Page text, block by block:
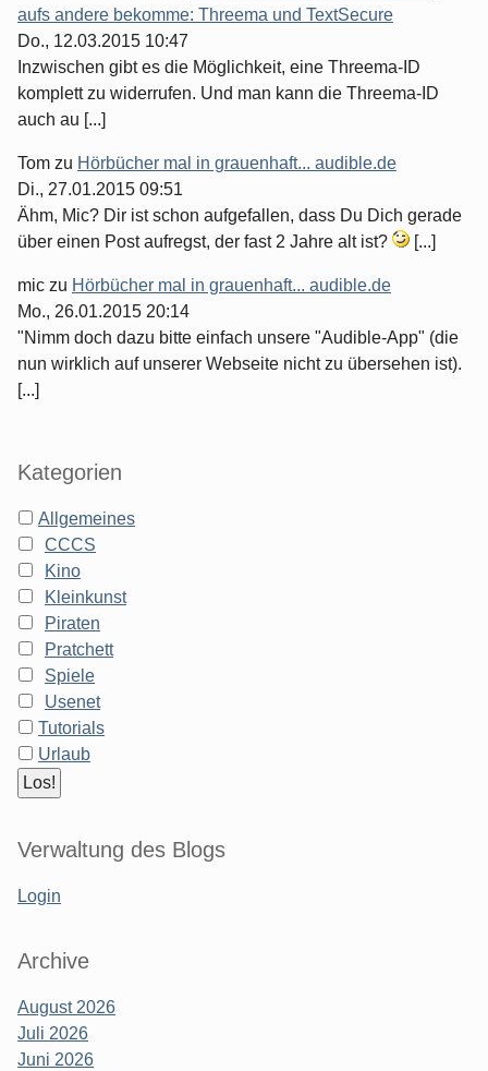
aufs andere bekomme: Threema und TextSecure
Do., 12.03.2015 10:47
Inzwischen gibt es die Möglichkeit, eine Threema-ID
komplett zu widerrufen. Und man kann die Threema-ID
auch au [...]
Tom zu Hörbücher mal in grauenhaft... audible.de
Di., 27.01.2015 09:51
Ähm, Mic? Dir ist schon aufgefallen, dass Du Dich gerade
über einen Post aufregst, der fast 2 Jahre alt ist?
[...]
mic zu Hörbücher mal in grauenhaft... audible.de
Mo., 26.01.2015 20:14
"Nimm doch dazu bitte einfach unsere "Audible-App" (die
nun wirklich auf unserer Webseite nicht zu übersehen ist).
[...]
Kategorien
Allgemeines
CCCS
Kino
Kleinkunst
Piraten
Pratchett
Spiele
Usenet
Tutorials
Urlaub
Verwaltung des Blogs
Login
Archive
August 2026
Juli 2026
Juni 2026